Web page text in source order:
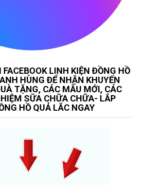
LINH KIỆN ĐỒNG HỒ
HÙNG ĐỂ NHẬN KHUYẾN
TẶNG, CÁC MẪU MỚI, CÁC
SỮA CHỮA CHỮA- LẮP
HỒ QUẢ LẮC NGAY